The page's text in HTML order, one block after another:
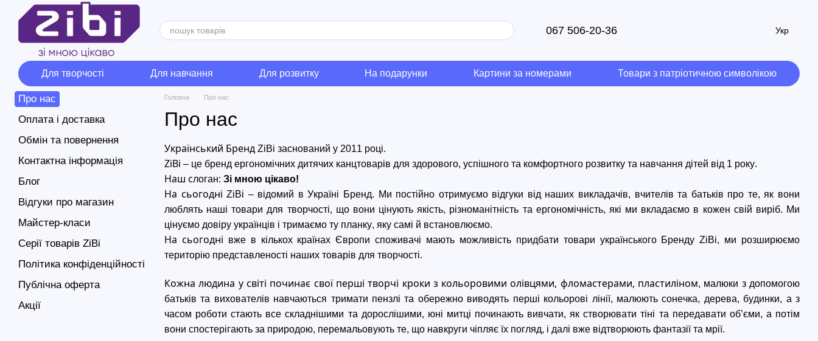
Перейти до основного контенту
067 506-20-36 Укр
Для творчості Для навчання Для розвитку На подарунки Картини за номерами Товари з патріотичною символікою
Головна Про нас
Про нас
Український Бренд ZiBi заснований у 2011 році.
ZiBi – це бренд ергономічних дитячих канцтоварів для здорового, успішного та комфортного розвитку та навчання дітей від 1 року.
Наш слоган: Зi мною цікаво!
На сьогодні ZiBi – відомий в Україні Бренд. Ми постійно отримуємо відгуки від наших викладачів, вчителів та батьків про те, як вони
люблять наші товари для творчості, що вони цінують якість, різноманітність та ергономічність, які ми вкладаємо в кожен свій виріб. Ми
цінуємо довіру українців і тримаємо ту планку, яку самі й встановлюємо.
На сьогодні вже в кількох країнах Європи споживачі мають можливість придбати товари українського Бренду ZiBi, ми розширюємо
територію представленості наших товарів для творчості.
Кожна людина у світі починає свої перші творчі кроки з кольоровими олівцями, фломастерами, пластиліном, малюки з допомогою
батьків та вихователів навчаються тримати пензлі та обережно виводять перші кольорові лінії, малюють сонечка, дерева, будинки, а з
часом роботи стають все складнішими та дорослішими, юні митці починають вивчати, як створювати тіні та передавати об’єми
вони спостерігають за природою, перемальовують те, що навкруги чіпляє їх погляд, і далі вже відтворюють фантазії та мрії.
Про нас
Оплата і доставка
Обмін та повернення
Контактна інформація
Блог
Відгуки про магазин
Майстер-класи
Серії товарів ZiBi
Політика конфіденційності
Публічна оферта
Акції